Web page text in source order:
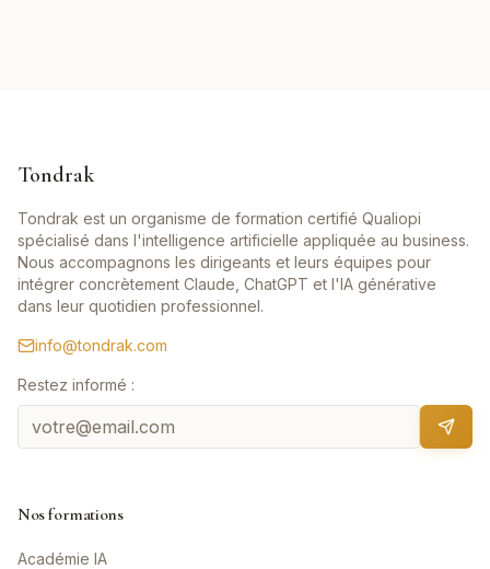
Tondrak
Tondrak est un organisme de formation certifié Qualiopi
spécialisé dans l'intelligence artificielle appliquée au business.
Nous accompagnons les dirigeants et leurs équipes pour
intégrer concrètement Claude, ChatGPT et l'IA générative
dans leur quotidien professionnel.
info@tondrak.com
Restez informé :
Nos formations
Académie IA